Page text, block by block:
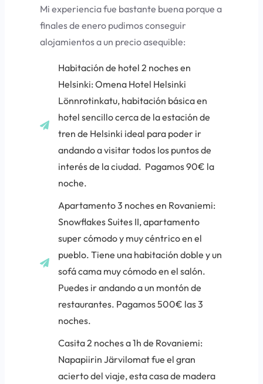
Mi experiencia fue bastante buena porque a
finales de enero pudimos conseguir
alojamientos a un precio asequible:
Habitación de hotel 2 noches en
Helsinki: Omena Hotel Helsinki
Lönnrotinkatu, habitación básica en
hotel sencillo cerca de la estación de
tren de Helsinki ideal para poder ir
andando a visitar todos los puntos de
interés de la ciudad. Pagamos 90€ la
noche.
Apartamento 3 noches en Rovaniemi:
Snowflakes Suites II, apartamento
super cómodo y muy céntrico en el
pueblo. Tiene una habitación doble y un
sofá cama muy cómodo en el salón.
Puedes ir andando a un montón de
restaurantes. Pagamos 500€ las 3
noches.
Casita 2 noches a 1h de Rovaniemi:
Napapiirin Järvilomat fue el gran
acierto del viaje, esta casa de madera